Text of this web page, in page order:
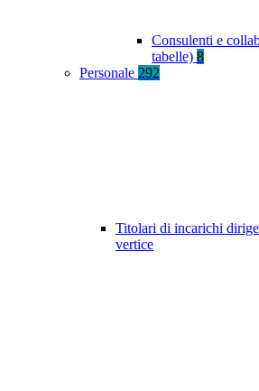
Consulenti e
tabelle) 8
Personale 292
Titolari di incarichi
vertice